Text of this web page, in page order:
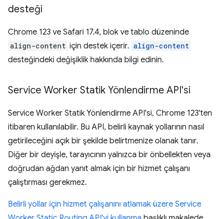
desteği
Chrome 123 ve Safari 17.4, blok ve tablo düzeninde
align-content için destek içerir. align-content
desteğindeki değişiklik hakkında bilgi edinin.
Service Worker Statik Yönlendirme API'si
Service Worker Statik Yönlendirme API'si, Chrome 123'ten
itibaren kullanılabilir. Bu API, belirli kaynak yollarının nasıl
getirileceğini açık bir şekilde belirtmenize olanak tanır.
Diğer bir deyişle, tarayıcının yalnızca bir önbellekten veya
doğrudan ağdan yanıt almak için bir hizmet çalışanı
çalıştırması gerekmez.
Belirli yollar için hizmet çalışanını atlamak üzere Service